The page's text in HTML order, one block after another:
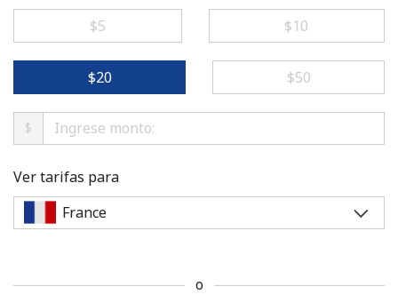
⁦$5⁩
⁦$10⁩
⁦$20⁩ ⁦$50⁩
$
Ver tarifas para
o